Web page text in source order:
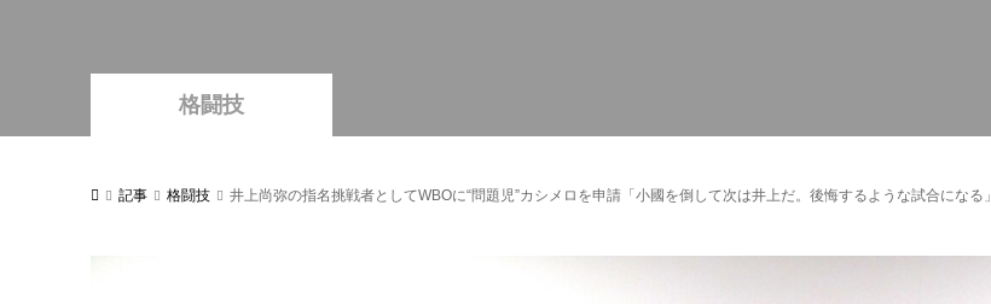
格闘技
記事 格闘技 井上尚弥の指名挑戦者としてWBOに“問題児”カシメロを申請「小國を倒して次は井上だ。後悔するような試合になる」